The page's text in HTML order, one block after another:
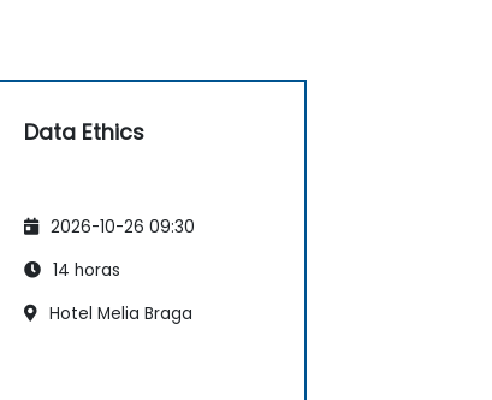
Data Ethics
2026-10-26 09:30
14 horas
Hotel Melia Braga